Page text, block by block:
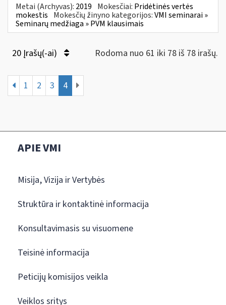
Metai (Archyvas): 2019 Mokesčiai: Pridėtinės vertės
mokestis Mokesčių žinyno kategorijos:VMI seminarai »
Seminarų medžiaga » PVM klausimais
20 Įrašų(-ai) Rodoma nuo 61 iki 78 iš 78 irašų.
1 2 3 4
APIE VMI
Misija, Vizija ir Vertybės
Struktūra ir kontaktinė informacija
Konsultavimasis su visuomene
Teisinė informacija
Peticijų komisijos veikla
Veiklos sritys